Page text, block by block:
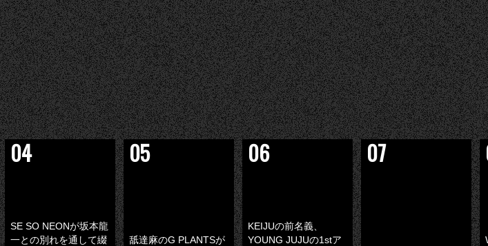
SE SO NEONが坂本龍
一との別れを通して綴
舐達麻のG PLANTSが
KEIJUの前名義、
YOUNG JUJUの1stア